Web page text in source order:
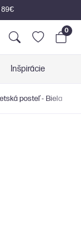
89€
0
Inšpirácie
posteľ - Biela